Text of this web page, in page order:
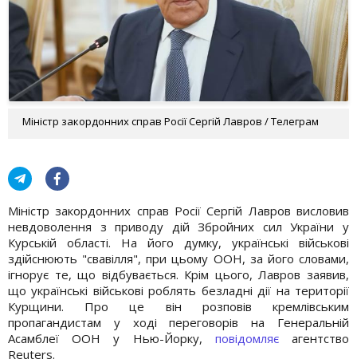
Міністр закордонних справ Росії Сергій Лавров / Телеграм
Міністр закордонних справ Росії Сергій Лавров висловив
невдоволення з приводу дій Збройних сил України у
Курській області. На його думку, українські військові
здійснюють "свавілля", при цьому ООН, за його словами,
ігнорує те, що відбувається. Крім цього, Лавров заявив,
що українські військові роблять безладні дії на території
Курщини. Про це він розповів кремлівським
пропагандистам у ході переговорів на Генеральній
Асамблеї ООН у Нью-Йорку, повідомляєагентство
Reuters.